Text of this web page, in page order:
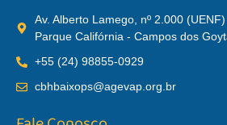
Av. Alberto Lamego, nº 2.000
Parque Califórnia - Campos dos
+55 (24) 98855-0929
cbhbaixops@agevap.org.br